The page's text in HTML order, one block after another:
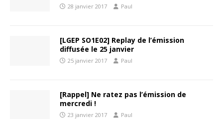
28 janvier 2017 Paul
[LGEP SO1E02] Replay de l’émission
diffusée le 25 janvier
25 janvier 2017 Paul
[Rappel] Ne ratez pas l’émission de
mercredi !
23 janvier 2017 Paul